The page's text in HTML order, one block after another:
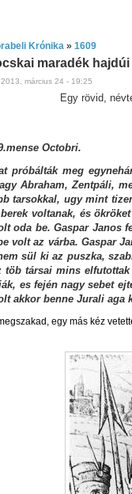
Krónika » 1609
maradék hajdúi
március 24 - 19:25
Egy rövid,
Octobri.
próbálták meg
Abraham, Zentpáli,
tarsokkal, ugy mint
voltanak, és
oda be. Gaspar Janos
volt az várba. Gaspar
sül ki az puszka,
töb társai mins
es fején nagy sebet
akkor benne Jurali
egy más kéz